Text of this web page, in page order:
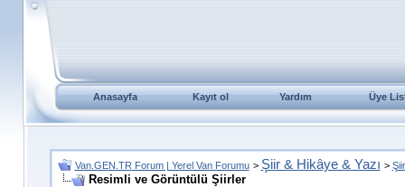
Anasayfa Kayıt ol Yardım Üye
Van.GEN.TR Forum | Yerel Van Forumu > Şiir & Hikâye & Yazı > Şiir
Resimli ve Görüntülü Şiirler